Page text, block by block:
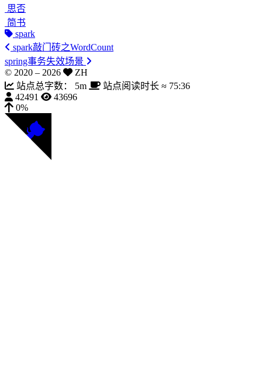
思否
简书
spark
spark敲门砖之WordCount
spring事务失效场景
© 2020 – 2026
ZH
站点总字数：
5m 站点阅读时长 ≈ 75:36
42491
43696
0%